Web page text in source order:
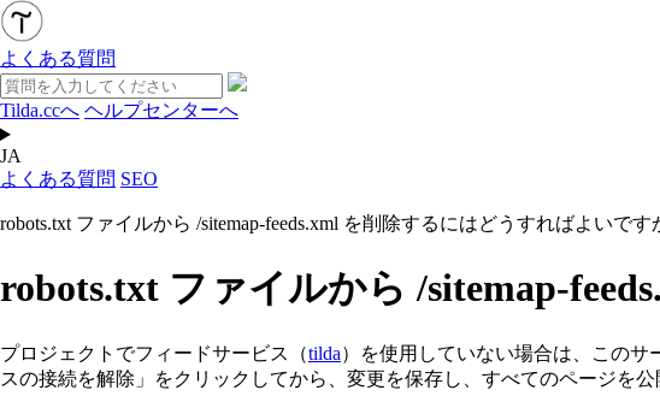
よくある質問
Tilda.ccへ ヘルプセンターへ
JA
よくある質問 SEO
robots.txt ファイルから /sitemap-feeds.xml を削除するにはどうすればよいです
robots.txt ファイルから /sitemap-
プロジェクトでフィードサービス（tilda）を使用していない場合は、この
スの接続を解除」をクリックしてから、変更を保存し、すべてのページを公